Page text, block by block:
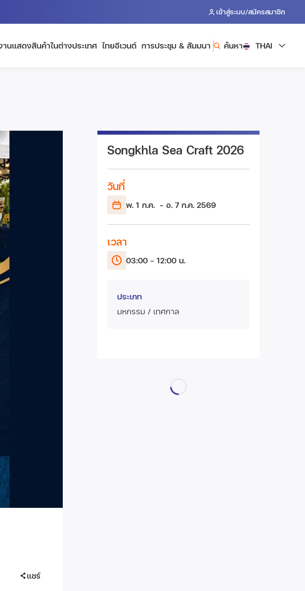
เข้าสู่ระบบ/สมัครสมาชิก
านแสดงสินค้าในต่างประเทศ ไทยอีเวนต์ การประชุม & สัมมนา ค้นหา THAI
Songkhla Sea Craft 2026
วันที่
พ. 1 ก.ค. - อ. 7 ก.ค. 2569
เวลา
03:00 - 12:00 น.
ประเภท
มหกรรม / เทศกาล
แชร์